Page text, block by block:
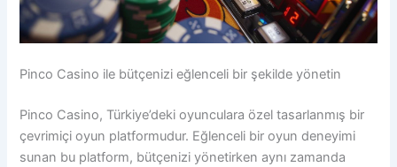
Pinco Casino ile bütçenizi eğlenceli bir şekilde yönetin
Pinco Casino, Türkiye’deki oyunculara özel tasarlanmış bir
çevrimiçi oyun platformudur. Eğlenceli bir oyun deneyimi
sunan bu platform, bütçenizi yönetirken aynı zamanda